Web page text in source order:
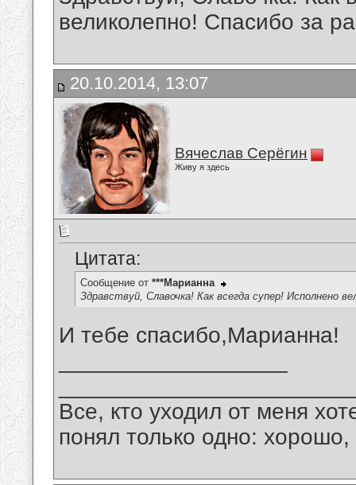
великолепно! Спасибо за
20.10.2014, 13:07
Вячеслав Серёгин
Живу я здесь
Цитата:
Сообщение от ***Марианна
Здравствуй, Славочка! Как всегда супер! Исполнено
И тебе спасибо,Марианна!
Все, кто уходил от меня
понял только одно: